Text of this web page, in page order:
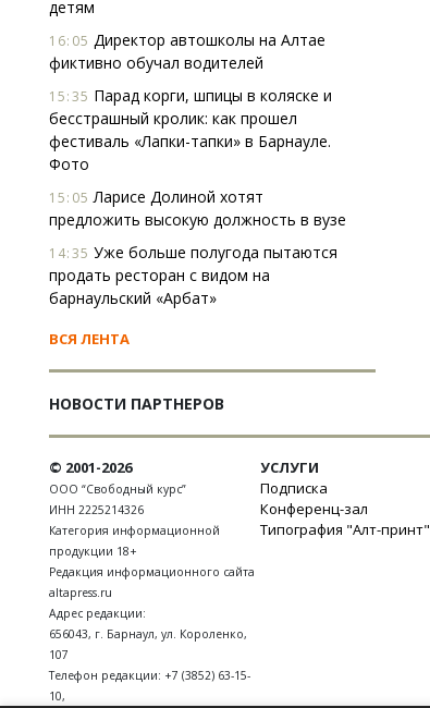
детям
16:05 Директор автошколы на Алтае
фиктивно обучал водителей
15:35 Парад корги, шпицы в коляске и
бесстрашный кролик: как прошел
фестиваль «Лапки-тапки» в Барнауле.
Фото
15:05 Ларисе Долиной хотят
предложить высокую должность в вузе
14:35 Уже больше полугода пытаются
продать ресторан с видом на
барнаульский «Арбат»
ВСЯ ЛЕНТА
НОВОСТИ ПАРТНЕРОВ
© 2001-2026
ООО “Свободный курс”
ИНН 2225214326
Категория информационной
продукции 18+
Редакция информационного сайта
altapress.ru
Адрес редакции:
656043, г. Барнаул, ул. Короленко,
107
Телефон редакции: +7 (3852) 63-15-
10,
УСЛУГИ
Подписка
Конференц-зал
Типография "Алт-принт"